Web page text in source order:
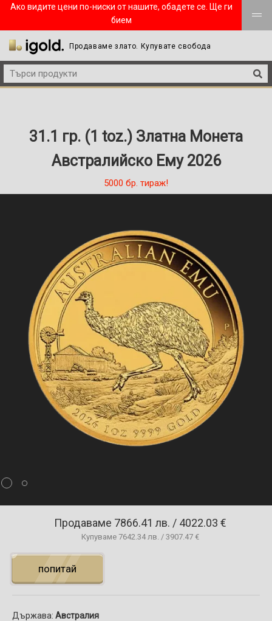
Ако видите цени по-ниски от нашите, обадете се. Ще ги
бием
Продаваме злато. Купувате свобода
31.1 гр. (1 toz.) Златна Монета
Австралийско Ему 2026
5000 бр. тираж!
Продаваме 7866.41 лв. / 4022.03 €
Купуваме 7642.34 лв. / 3907.47 €
попитай
Държава: Австралия